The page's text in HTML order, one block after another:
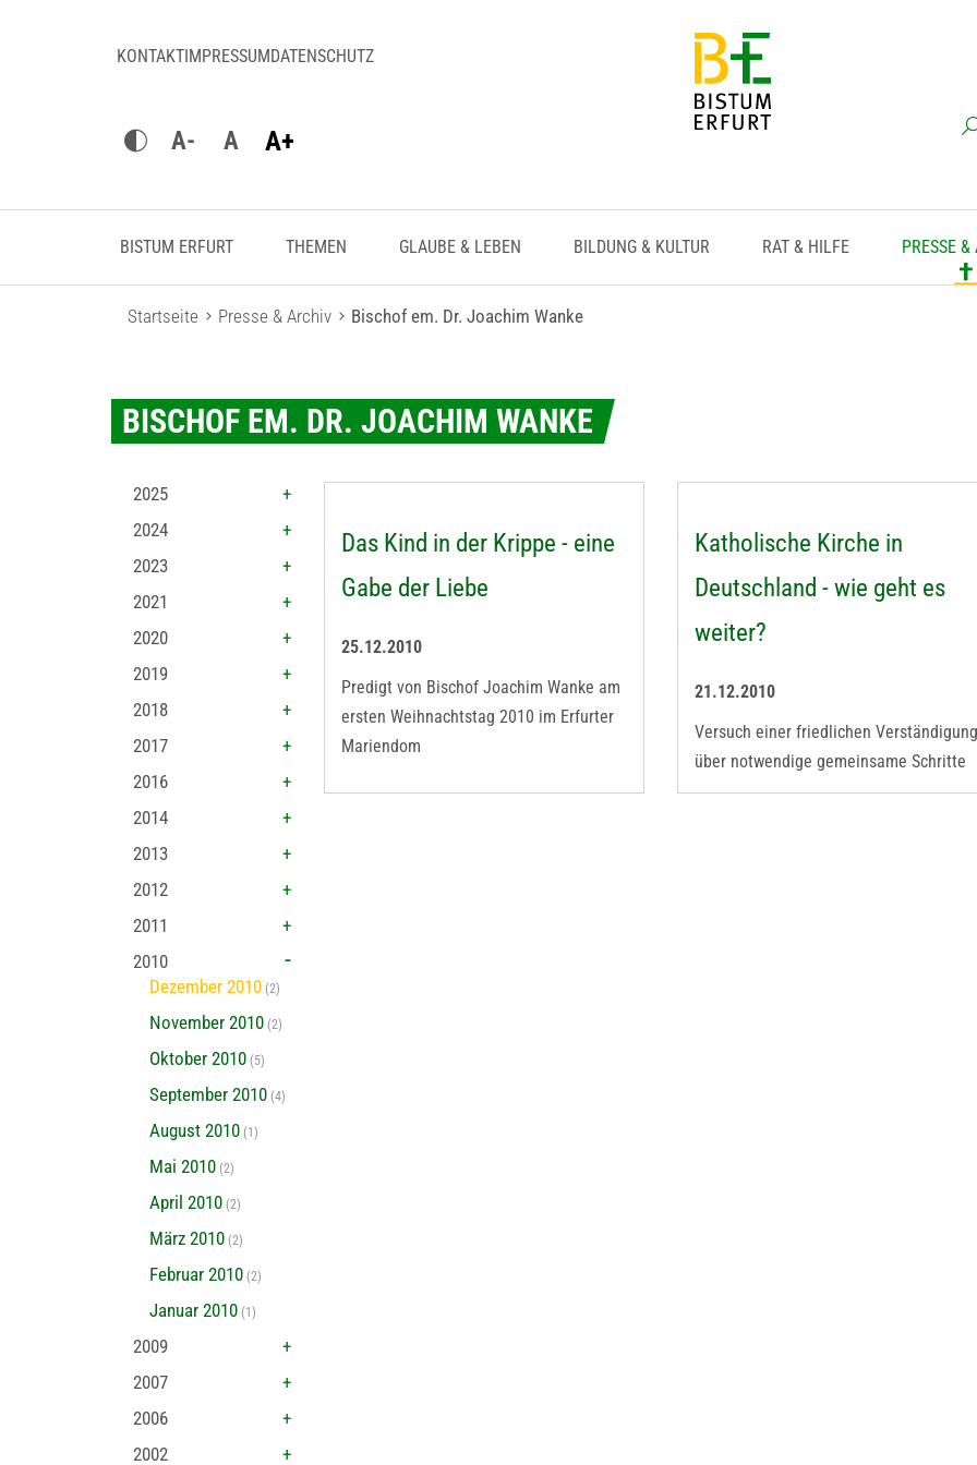
KONTAKTIMPRESSUMDATENSCHUTZ
A- A A+
BISTUM ERFURT THEMEN GLAUBE & LEBEN BILDUNG & KULTUR RAT & HILFE PRESSE
Startseite Presse & Archiv Bischof em. Dr. Joachim Wanke
BISCHOF EM. DR. JOACHIM WANKE
2025
2024
2023
2021
2020
2019
2018
2017
2016
2014
2013
2012
2011
2010
Dezember 2010 (2)
November 2010 (2)
Oktober 2010 (5)
September 2010 (4)
August 2010 (1)
Mai 2010 (2)
April 2010 (2)
März 2010 (2)
Februar 2010 (2)
Januar 2010 (1)
2009
2007
2006
2002
Das Kind in der Krippe - eine
Gabe der Liebe
25.12.2010
Predigt von Bischof Joachim Wanke am
ersten Weihnachtstag 2010 im Erfurter
Mariendom
Katholische Kirche in
Deutschland - wie geht es
weiter?
21.12.2010
Versuch einer friedlichen Verständigung
über notwendige gemeinsame Schritte